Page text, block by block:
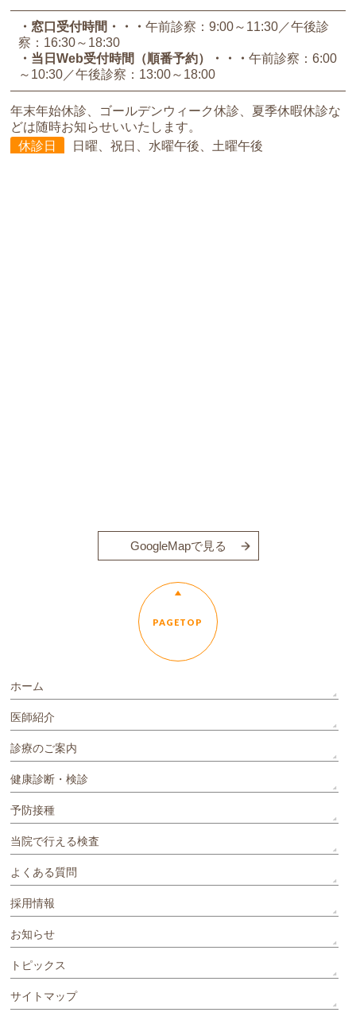
・窓口受付時間 午前診察：9:00～11:30
午後診
察：16:30～18:30
・当日Web受付時間（順番予約）
午前診察：6:00
～10:30
午後診察：13:00～18:00
年末年始休診、ゴールデンウィーク休診、夏季休暇休診な
どは随時お知らせいいたします。
休診日
日曜、祝日、水曜午後、土曜午後
GoogleMapで見る
PAGETOP
ホーム
医師紹介
診療のご案内
健康診断・検診
予防接種
当院で行える検査
よくある質問
採用情報
お知らせ
トピックス
サイトマップ